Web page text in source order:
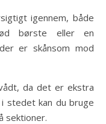
igennem, både
børste eller en
er skånsom mod
da det er ekstra
stedet kan du bruge
sektioner.